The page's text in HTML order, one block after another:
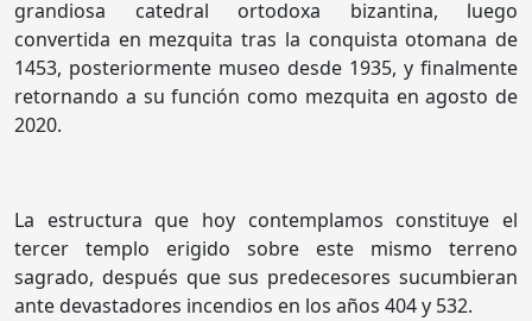
grandiosa catedral ortodoxa bizantina, luego
convertida en mezquita tras la conquista otomana de
1453, posteriormente museo desde 1935, y finalmente
retornando a su función como mezquita en agosto de
2020.
La estructura que hoy contemplamos constituye el
tercer templo erigido sobre este mismo terreno
sagrado, después que sus predecesores sucumbieran
ante devastadores incendios en los años 404 y 532.